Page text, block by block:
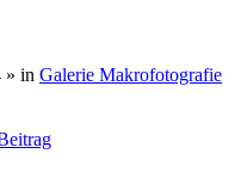
» in Galerie Makrofotografie